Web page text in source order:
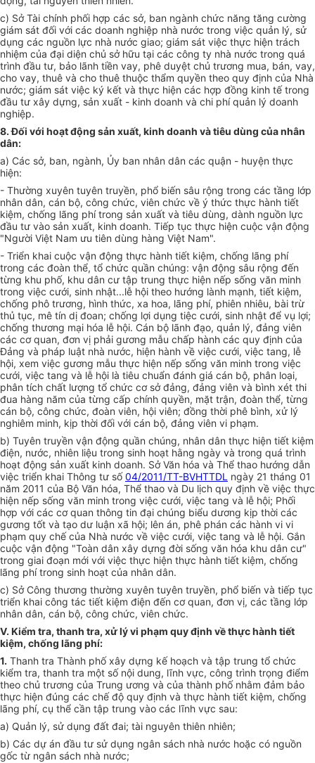
c) Sở Tài chính phối hợp các sở, ban ngành chức năng tăng cường
giám sát đối với các doanh nghiệp nhà nước trong việc quản lý, sử
dụng các nguồn lực nhà nước giao; giám sát việc thực hiện trách
nhiệm của đại diện chủ sở hữu tại các công ty nhà nước trong quá
trình đầu tư, bảo lãnh tiền vay, phê duyệt chủ trương mua, bán, vay,
cho vay, thuê và cho thuê thuộc thẩm quyền theo quy định của Nhà
nước; giám sát việc ký kết và thực hiện các hợp đồng kinh tế trong
đầu tư xây dựng, sản xuất - kinh doanh và chi phí quản lý doanh
nghiệp.
8. Đối với hoạt động sản xuất, kinh doanh và tiêu dùng của nhân
dân:
a) Các sở, ban, ngành, Ủy ban nhân dân các quận - huyện thực
hiện:
- Thường xuyên tuyên truyền, phổ biến sâu rộng trong các tầng lớp
nhân dân, cán bộ, công chức, viên chức về ý thức thực hành tiết
kiệm, chống lãng phí trong sản xuất và tiêu dùng, dành nguồn lực
đầu tư vào sản xuất, kinh doanh. Tiếp tục thực hiện cuộc vận động
"Người Việt Nam ưu tiên dùng hàng Việt Nam".
- Triển khai cuộc vận động thực hành tiết kiệm, chống lãng phí
trong các đoàn thể, tổ chức quần chúng: vận động sâu rộng đến
từng khu phố, khu dân cư tập trung thực hiện nếp sống văn minh
trong việc cưới, sinh nhật...lễ hội theo hướng lành mạnh, tiết kiệm,
chống phô trương, hình thức, xa hoa, lãng phí, phiên nhiêu, bài trừ
thủ tục, mê tín dị đoan; chống lợi dụng tiệc cưới, sinh nhật để vụ lợi;
chống thương mại hóa lễ hội. Cán bộ lãnh đạo, quản lý, đảng viên
các cơ quan, đơn vị phải gương mẫu chấp hành các quy định của
Đảng và pháp luật nhà nước, hiện hành về việc cưới, việc tang, lễ
hội, xem việc gương mẫu thực hiện nếp sống văn minh trong việc
cưới, việc tang và lễ hội là tiêu chuẩn đánh giá cán bộ, phân loại,
phân tích chất lượng tổ chức cơ sở đảng, đảng viên và bình xét thi
đua hàng năm của từng cấp chính quyền, mặt trận, đoàn thể, từng
cán bộ, công chức, đoàn viên, hội viên; đồng thời phê bình, xử lý
nghiêm minh, kịp thời đối với cán bộ, đảng viên vi phạm.
b) Tuyên truyền vận động quần chúng, nhân dân thực hiện tiết kiệm
điện, nước, nhiên liệu trong sinh hoạt hằng ngày và trong quá trình
hoạt động sản xuất kinh doanh. Sở Văn hóa và Thể thao hướng dẫn
việc triển khai Thông tư số04/2011/TT-BVHTTDL ngày 21 tháng 01
năm 2011 của Bộ Văn hóa, Thể thao và Du lịch quy định về việc thực
hiện nếp sống văn minh trong việc cưới, việc tang và lễ hội; Phối
hợp với các cơ quan thông tin đại chúng biểu dương kịp thời các
gương tốt và tạo dư luận xã hội; lên án, phê phán các hành vi vi
phạm quy chế của Nhà nước về việc cưới, việc tang và lễ hội. Gắn
cuộc vận động "Toàn dân xây dựng đời sống văn hóa khu dân cư"
trong giai đoạn mới với việc thực hiện thực hành tiết kiệm, chống
lãng phí trong sinh hoạt của nhân dân.
c) Sở Công thương thường xuyên tuyên truyền, phổ biến và tiếp tục
triển khai công tác tiết kiệm điện đến cơ quan, đơn vị, các tầng lớp
nhân dân, cán bộ, công chức, viên chức.
V. Kiểm tra, thanh tra, xử lý vi phạm quy định về thực hành tiết
kiệm, chống lãng phí:
1. Thanh tra Thành phố xây dựng kế hoạch và tập trung tổ chức
kiểm tra, thanh tra một số nội dung, lĩnh vực, công trình trọng điểm
theo chủ trương của Trung ương và của thành phố nhằm đảm bảo
thực hiện đúng các chế độ quy định và thực hành tiết kiệm, chống
lãng phí, cụ thể cần tập trung vào các lĩnh vực sau:
a) Quản lý, sử dụng đất đai; tài nguyên thiên nhiên;
b) Các dự án đầu tư sử dụng ngân sách nhà nước hoặc có nguồn
gốc từ ngân sách nhà nước;